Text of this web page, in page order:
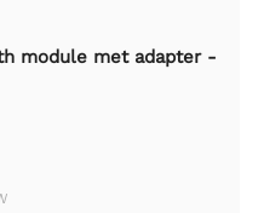
module met adapter -